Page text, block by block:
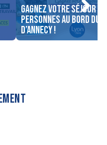
Gagnez votre séjour
personnes au bord du
d’Annecy !